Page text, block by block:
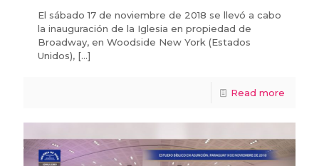
El sábado 17 de noviembre de 2018 se llevó a cabo
la inauguración de la Iglesia en propiedad de
Broadway, en Woodside New York (Estados
Unidos), […]
Read more